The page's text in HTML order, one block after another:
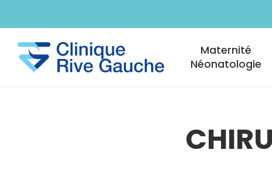
Maternité
Néonatologie